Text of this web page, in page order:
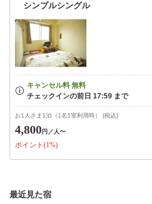
シンプルシングル
お1人さま1泊（1名1室利用時） (税込)
4,800円 ／人〜
ポイント(1%)
最近見た宿